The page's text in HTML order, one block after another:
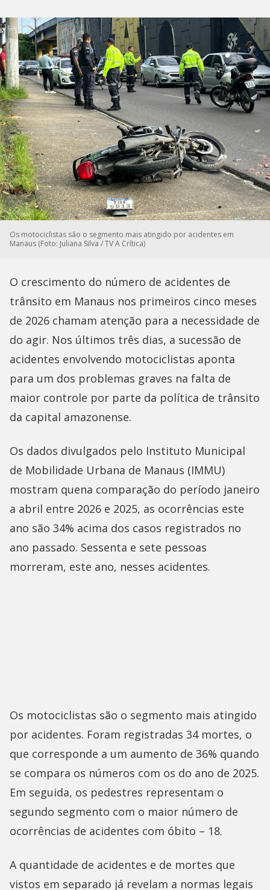
Os motociclistas são o segmento mais atingido por acidentes em
Manaus (Foto: Juliana Silva / TV A Crítica)
O crescimento do número de acidentes de
trânsito em Manaus nos primeiros cinco meses
de 2026 chamam atenção para a necessidade de
do agir. Nos últimos três dias, a sucessão de
acidentes envolvendo motociclistas aponta
para um dos problemas graves na falta de
maior controle por parte da política de trânsito
da capital amazonense.
Os dados divulgados pelo Instituto Municipal
de Mobilidade Urbana de Manaus (IMMU)
mostram quena comparação do período janeiro
a abril entre 2026 e 2025, as ocorrências este
ano são 34% acima dos casos registrados no
ano passado. Sessenta e sete pessoas
morreram, este ano, nesses acidentes.
Os motociclistas são o segmento mais atingido
por acidentes. Foram registradas 34 mortes, o
que corresponde a um aumento de 36% quando
se compara os números com os do ano de 2025.
Em seguida, os pedestres representam o
segundo segmento com o maior número de
ocorrências de acidentes com óbito – 18.
A quantidade de acidentes e de mortes que
vistos em separado já revelam a normas legais